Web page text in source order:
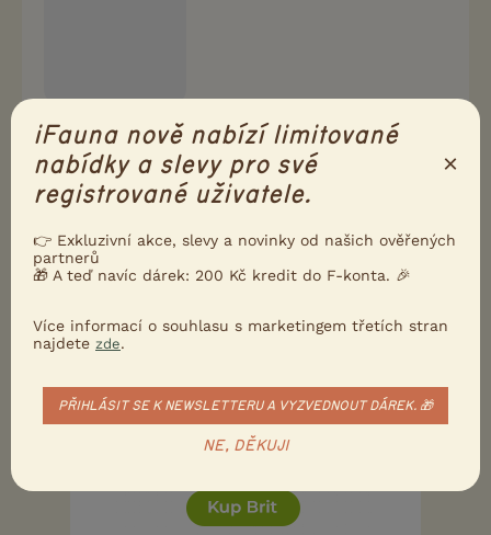
Kvalitní příspěvek
Nahlásit
Citovat
Vonhil 28.12.2018 17:54
Nasadit trnity a husty zivy plot. Jako bonus budete
Nahlásit
Citovat
iFauna nově nabízí limitované
nabídky a slevy pro své
registrované uživatele.
×
👉 Exkluzivní akce, slevy a novinky od našich ověřených
partnerů
🎁 A teď navíc dárek: 200 Kč kredit do F-konta. 🎉
Více informací o souhlasu s marketingem třetích stran
najdete zde.
PŘIHLÁSIT SE K NEWSLETTERU A VYZVEDNOUT DÁREK. 🎁
NE, DĚKUJI